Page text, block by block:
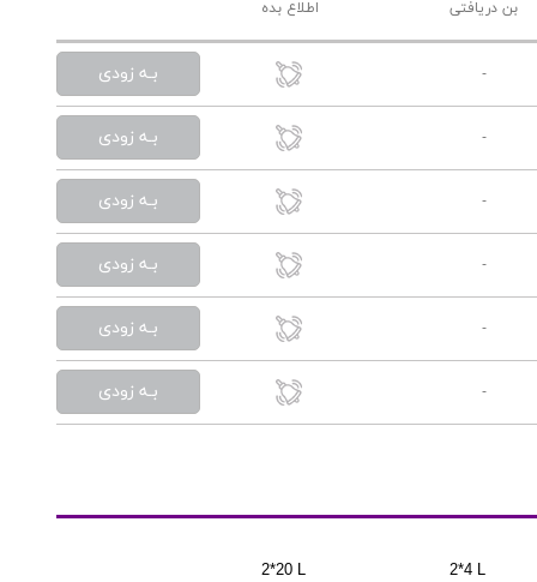
بن دریافتی اطلاع بده
- بـه زودی
- بـه زودی
- بـه زودی
- بـه زودی
- بـه زودی
- بـه زودی
2*4 L
2*20 L